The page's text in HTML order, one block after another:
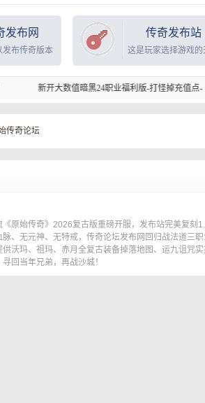
发布网
发布传奇版本
传奇发布站
这是玩家选择游戏的
开大数值暗黑24职业福利版-打怪掉充值点- 新
传奇论坛
《原始传奇》2026复古版重磅开服，发布站完美复刻
、无元神、无特戒，传奇论坛发布网回归战法道三
供沃玛、祖玛、赤月全复古装备掉落地图、运九诅咒
回当年兄弟，再战沙城！